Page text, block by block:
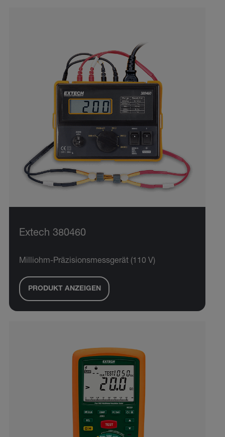
Extech 380460
Milliohm-Präzisionsmessgerät (110 V)
PRODUKT ANZEIGEN